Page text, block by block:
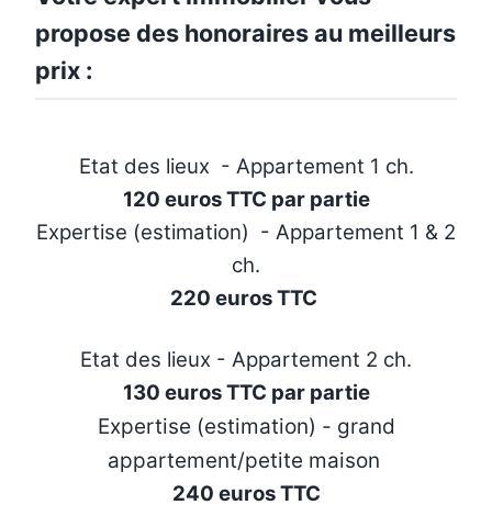
propose des honoraires au meilleurs
prix :
Etat des lieux - Appartement 1 ch.
120 euros TTC par partie
Expertise (estimation) - Appartement 1 & 2
ch.
220 euros TTC
Etat des lieux - Appartement 2 ch.
130 euros TTC par partie
Expertise (estimation) - grand
appartement/petite maison
240 euros TTC